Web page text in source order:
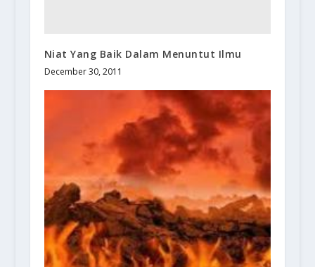
Niat Yang Baik Dalam Menuntut Ilmu
December 30, 2011